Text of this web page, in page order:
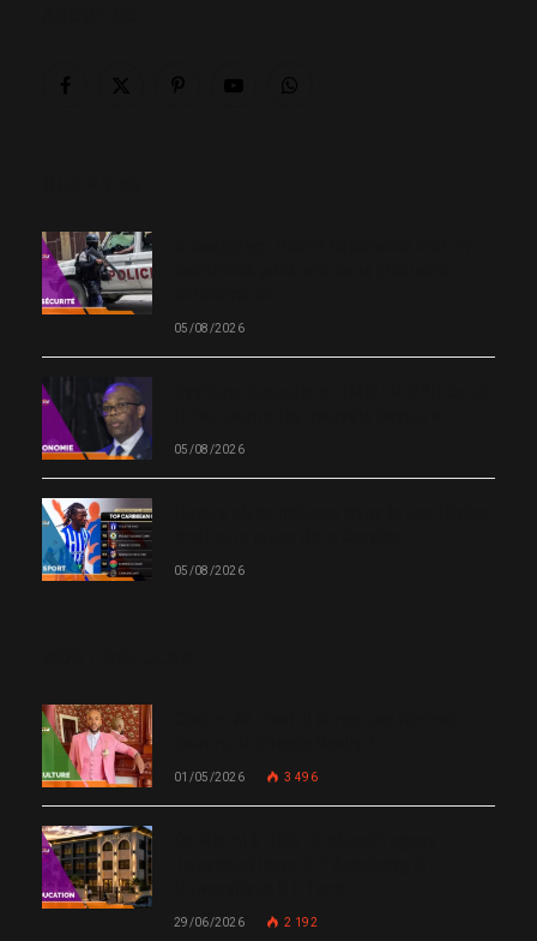
05/08/2026
05/08/2026
05/08/2026
01/05/2026 3 496
29/06/2026 2 192